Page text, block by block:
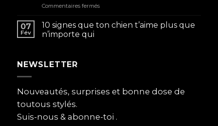
Commentaires ferméssur
chien
que
humains
07
Fév
10 signes que ton chien t’aime plus que
n’importe qui
NEWSLETTER
Nouveautés, surprises et bonne dose de
toutous stylés.
Suis-nous & abonne-toi .